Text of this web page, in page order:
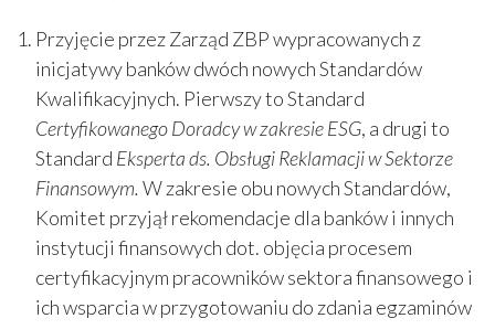
Przyjęcie przez Zarząd ZBP wypracowanych z
inicjatywy banków dwóch nowych Standardów
Kwalifikacyjnych. Pierwszy to Standard
Certyfikowanego Doradcy w zakresie ESG, a drugi to
Standard Eksperta ds. Obsługi Reklamacji w Sektorze
Finansowym. W zakresie obu nowych Standardów,
Komitet przyjął rekomendacje dla banków i innych
instytucji finansowych dot. objęcia procesem
certyfikacyjnym pracowników sektora finansowego i
ich wsparcia w przygotowaniu do zdania egzaminów